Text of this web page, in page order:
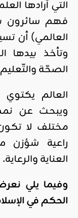
التي أرادها
فهم سائرون
العالمي) أن
وتأخذ بيدها
الصحّة
العالم يكتوي
ويبحث عن
مختلف لا
راعية شؤزن
العناية والرعاية.
وفيما يلي
الحكم في